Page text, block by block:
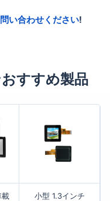
い合わせください!
すすめ製品
小型 1.3インチ